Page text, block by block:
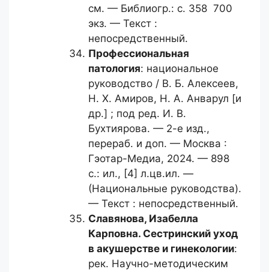
см. — Библиогр.: с. 358 700
экз. — Текст :
непосредственный.
Профессиональная
патология: национальное
руководство / В. Б. Алексеев,
Н. Х. Амиров, Н. А. Анварул [и
др.] ; под ред. И. В.
Бухтиярова. — 2-е изд.,
перераб. и доп. — Москва :
Гэотар-Медиа, 2024. — 898
с.: ил., [4] л.цв.ил. —
(Национальные руководства).
— Текст : непосредственный.
Славянова, Изабелла
Карповна. Сестринский уход
в акушерстве и гинекологии:
рек. Научно-методическим